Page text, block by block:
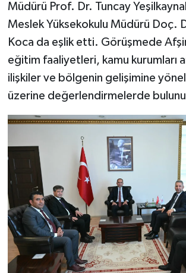
Müdürü Prof. Dr. Tuncay
Meslek Yüksekokulu Müdürü Doç.
Koca da eşlik etti. Görüşmede
eğitim faaliyetleri, kamu kurumları
ilişkiler ve bölgenin gelişimine
üzerine değerlendirmelerde